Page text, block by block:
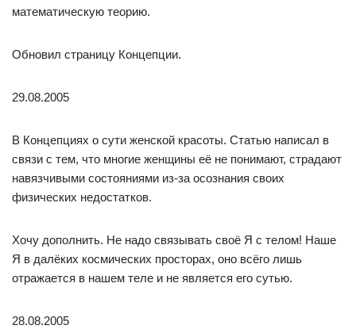
математическую теорию.
Обновил страницу Концепции.
29.08.2005
В Концепциях о сути женской красоты. Статью написал в
связи с тем, что многие женщины её не понимают, страдают
навязчивыми состояниями из-за осознания своих
физических недостатков.
Хочу дополнить. Не надо связывать своё Я с телом! Наше
Я в далёких космических просторах, оно всёго лишь
отражается в нашем теле и не является его сутью.
28.08.2005